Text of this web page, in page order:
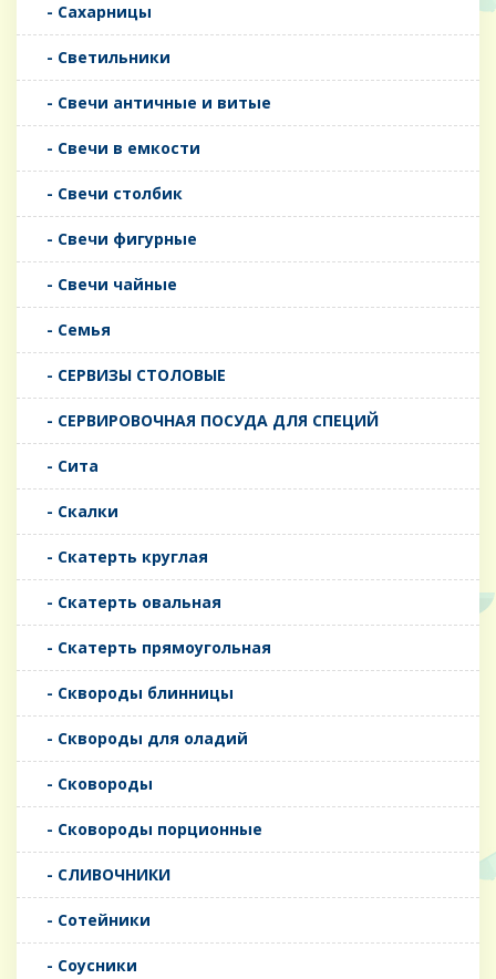
- Сахарницы
- Светильники
- Свечи античные и витые
- Свечи в емкости
- Свечи столбик
- Свечи фигурные
- Свечи чайные
- Семья
- СЕРВИЗЫ СТОЛОВЫЕ
- СЕРВИРОВОЧНАЯ ПОСУДА ДЛЯ СПЕЦИЙ
- Сита
- Скалки
- Скатерть круглая
- Скатерть овальная
- Скатерть прямоугольная
- Сквороды блинницы
- Сквороды для оладий
- Сковороды
- Сковороды порционные
- СЛИВОЧНИКИ
- Сотейники
- Соусники